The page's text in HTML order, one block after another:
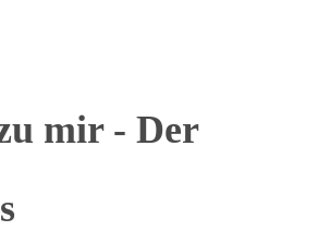
mir - Der